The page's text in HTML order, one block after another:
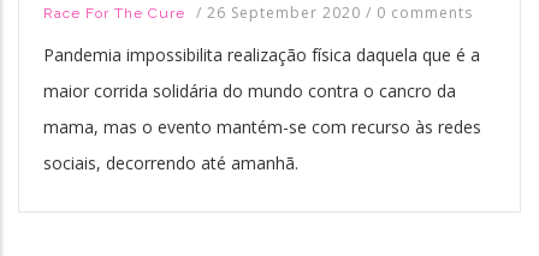
Race For The Cure / 26 September 2020 / 0 comments
Pandemia impossibilita realização física daquela que é a
maior corrida solidária do mundo contra o cancro da
mama, mas o evento mantém-se com recurso às redes
sociais, decorrendo até amanhã.